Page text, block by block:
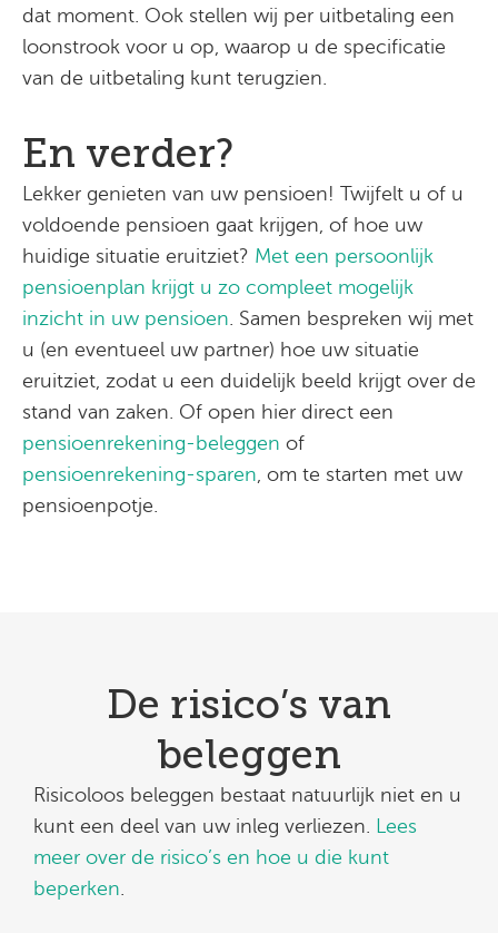
dat moment. Ook stellen wij per uitbetaling een
loonstrook voor u op, waarop u de specificatie
van de uitbetaling kunt terugzien.
En verder?
Lekker genieten van uw pensioen! Twijfelt u of u
voldoende pensioen gaat krijgen, of hoe uw
huidige situatie eruitziet? Met een persoonlijk
pensioenplan krijgt u zo compleet mogelijk
inzicht in uw pensioen. Samen bespreken wij met
u (en eventueel uw partner) hoe uw situatie
eruitziet, zodat u een duidelijk beeld krijgt over de
stand van zaken. Of open hier direct een
pensioenrekening-beleggen of
pensioenrekening-sparen, om te starten met uw
pensioenpotje.
De risico’s van
beleggen
Risicoloos beleggen bestaat natuurlijk niet en u
kunt een deel van uw inleg verliezen. Lees
meer over de risico’s en hoe u die kunt
beperken